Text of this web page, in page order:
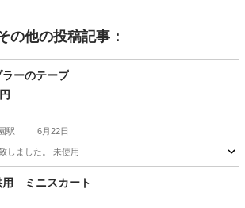
の他の投稿記事：
ラーのテープ
駅 6月22日
しました。 未使用
園駅 その他
用 ミニスカート